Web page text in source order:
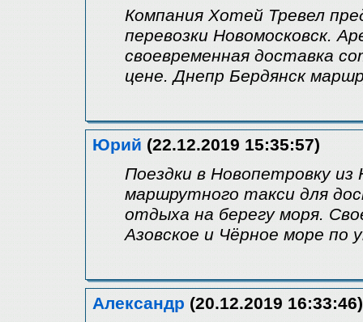
Компания Хотей Тревел
перевозки Новомосковск.
своевременная доставка
цене. Днепр Бердянск
Юрий (22.12.2019 15:35:57)
Поездки в Новопетровку
маршрутного такси для
отдыха на берегу моря.
Азовское и Чёрное море по
Александр (20.12.2019 16:33:46)